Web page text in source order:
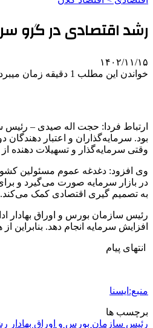
رشد اقتصادی در گرو
۱۴۰۲/۱۱/۱۵
خواندن این مطلب 1 دقیقه زمان میبرد
ارتباط فردا: حجت اله صیدی – رئیس
بود. سرمایه‌گذاران و اعتبار
وقتی سرمایه‌گذار و تسهیلات دهنده
وی افزود: دغدغه عموم مسئولین
در بازار سرمایه صورت می‌گیرد و
به تصمیم گیری اقتصادی کمک می‌کند.
رئیس سازمان بورس و اوراق
افزایش سرمایه انجام دهد. بنابراین
انتهای پیام
منبع:ایسنا
برچسب ها
رئیس سازمان بورس و اوراق بهادار